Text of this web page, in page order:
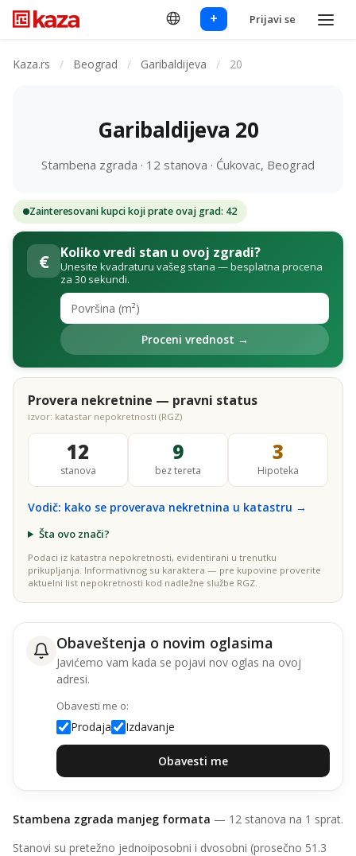
+ Prijavi se
Kaza.rs / Beograd / Garibaldijeva / 20
Garibaldijeva 20
Stambena zgrada · 12 stanova · Ćukovac, Beograd
Zainteresovani kupci koji prate ovaj grad: 42
€ Koliko vredi stan u ovoj zgradi?
Unesite kvadraturu vašeg stana — besplatna procena
za 30 sekundi.
Proceni vrednost →
Provera nekretnine — pravni status
izvor: katastar nepokretnosti (RGZ)
12
stanova
9
bez tereta
3
Hipoteka
Vodič: kako se proverava nekretnina u katastru →
Šta ovo znači?
Podaci iz katastra nepokretnosti, evidentirani u trenutku
prikupljanja. Informativnog su karaktera — pre kupovine proverite
aktuelni list nepokretnosti kod nadležne službe RGZ.
Obaveštenja o novim oglasima
Javićemo vam kada se pojavi nov oglas na ovoj
adresi.
Obavesti me o:
Prodaja Izdavanje
Obavesti me
Stambena zgrada manjeg formata — 12 stanova na 1 sprat.
Stanovi su pretežno jednoiposobni i dvosobni (prosečno 51.3